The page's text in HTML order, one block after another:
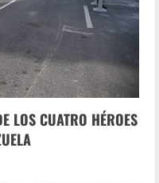
LOS CUATRO HÉROES